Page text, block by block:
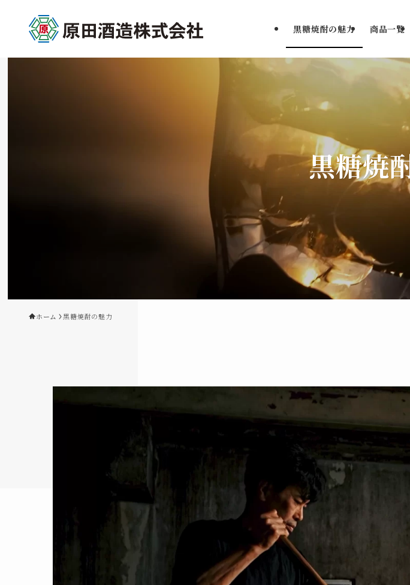
黒糖焼酎の魅力 商品一覧
黒糖焼
ホーム 黒糖焼酎の魅力